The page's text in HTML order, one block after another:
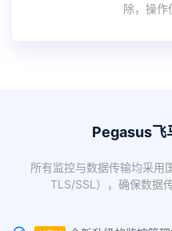
除，操作
Pegasus飞
所有监控与数据传输均采用
TLS/SSL），确保数据